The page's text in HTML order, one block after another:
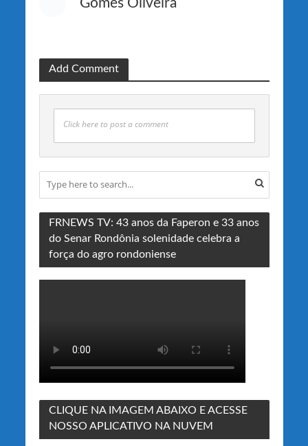
Add Comment
Click here to post a comment
FRNEWS TV: 43 anos da Faperon e 33 anos
do Senar Rondônia solenidade celebra a
força do agro rondoniense
CLIQUE NA IMAGEM ABAIXO E ACESSE
NOSSO APLICATIVO NA NUVEM